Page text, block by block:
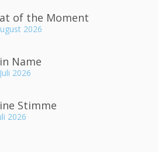
of the Moment
2026
Name
2026
Stimme
2026